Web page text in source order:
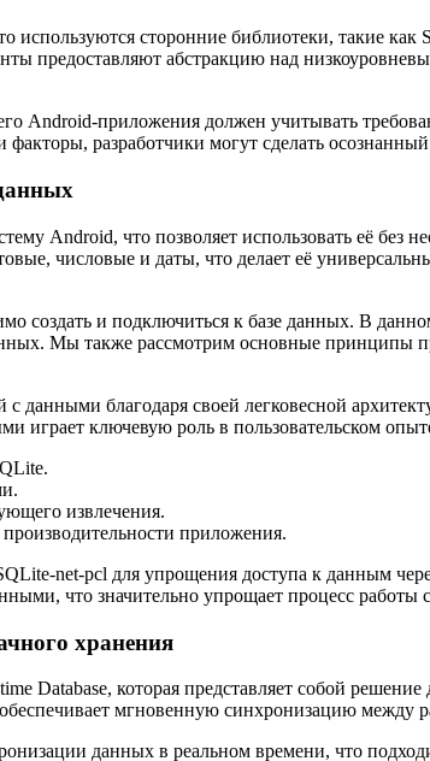
сторонние библиотеки, такие
предоставляют абстракцию над
Android-приложения должен учитывать
разработчики могут сделать
Android, что позволяет использовать её без
числовые и даты, что делает её
создать и подключиться к базе данных. В
Мы также рассмотрим основные принципы
данными благодаря своей легковесной
играет ключевую роль в пользовательском
извлечения.
приложения.
net-pcl для упрощения доступа к данным
что значительно упрощает процесс
хранения
Database, которая представляет собой
мгновенную синхронизацию
данных в реальном времени, что